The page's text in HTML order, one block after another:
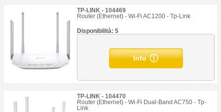
TP-LINK - 104469
Router (Ethernet) - Wi-Fi AC1200 - Tp-Link
Disponibilità: 5
Info
TP-LINK - 104470
Router (Ethernet) - Wi-Fi Dual-Band AC750 - Tp-
Link